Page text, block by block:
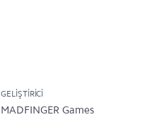
GELIŞTIRICI
MADFINGER Games